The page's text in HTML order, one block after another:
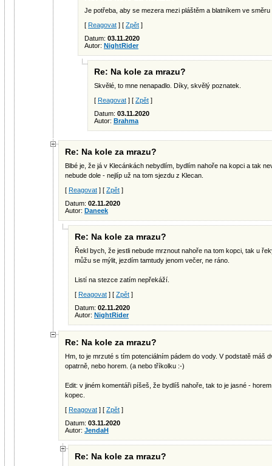
Je potřeba, aby se mezera mezi pláštěm a blatníkem ve
[ Reagovat ] [ Zpět ]
Datum: 03.11.2020
Autor: NightRider
Re: Na kole za mrazu?
Skvělé, to mne nenapadlo. Díky, skvělý poznatek.
[ Reagovat ] [ Zpět ]
Datum: 03.11.2020
Autor: Brahma
Re: Na kole za mrazu?
Blbé je, že já v Klecánkách nebydlím, bydlím nahoře na kopci a tak
nebude dole - nejlíp už na tom sjezdu z Klecan.
[ Reagovat ] [ Zpět ]
Datum: 02.11.2020
Autor: Daneek
Re: Na kole za mrazu?
Řekl bych, že jestli nebude mrznout nahoře na tom kopci, tak u
můžu se mýlit, jezdím tamtudy jenom večer, ne ráno.
Listí na stezce zatím nepřekáží.
[ Reagovat ] [ Zpět ]
Datum: 02.11.2020
Autor: NightRider
Re: Na kole za mrazu?
Hm, to je mrzuté s tím potenciálním pádem do vody. V podstatě máš
opatrně, nebo horem. (a nebo tříkolku :-)
Edit: v jiném komentáři píšeš, že bydlíš nahoře, tak to je jasné -
kopec.
[ Reagovat ] [ Zpět ]
Datum: 03.11.2020
Autor: JendaH
Re: Na kole za mrazu?